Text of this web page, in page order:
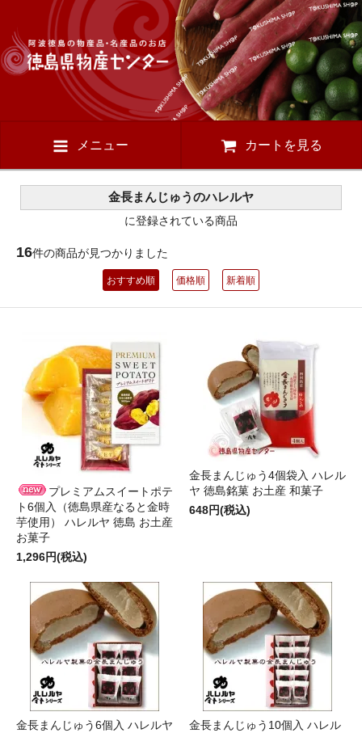
メニュー カートを見る
金長まんじゅうのハレルヤ
に登録されている商品
16件の商品が見つかりました
おすすめ順 価格順 新着順
プレミアムスイートポテ
ト6個入（徳島県産なると金時
芋使用） ハレルヤ 徳島 お土産
お菓子
1,296円(税込)
金長まんじゅう4個袋入 ハレル
ヤ 徳島銘菓 お土産 和菓子
648円(税込)
金長まんじゅう6個入 ハレルヤ
金長まんじゅう10個入 ハレル